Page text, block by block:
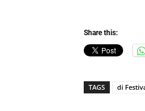
Share this:
TAGS di